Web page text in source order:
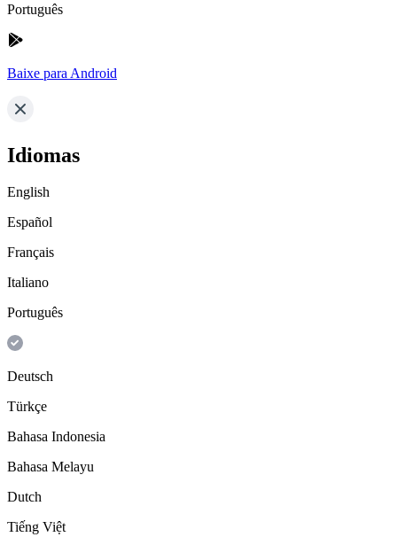
Português
Baixe para Android
Idiomas
English
Español
Français
Italiano
Português
Deutsch
Türkçe
Bahasa Indonesia
Bahasa Melayu
Dutch
Tiếng Việt